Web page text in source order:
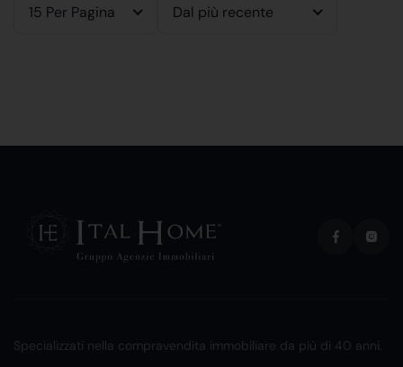
15 Per Pagina Dal più recente
Specializzati nella compravendita immobiliare da più di 40 anni.